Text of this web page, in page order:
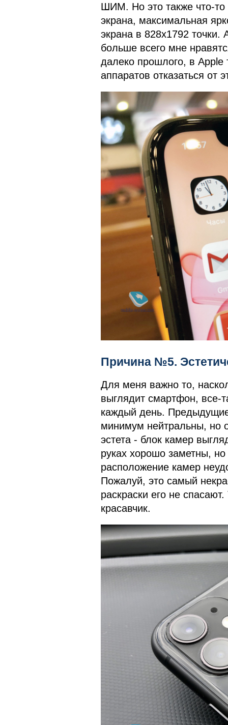
ШИМ. Но это также что-то
экрана, максимальная
экрана в 828х1792
больше всего мне
далеко прошлого, в Apple
аппаратов отказаться от
Причина №5.
Для меня важно то,
выглядит смартфон, все-
каждый день.
минимум нейтральны, но
эстета - блок камер
руках хорошо заметны,
расположение камер
Пожалуй, это самый
раскраски его не
красавчик.